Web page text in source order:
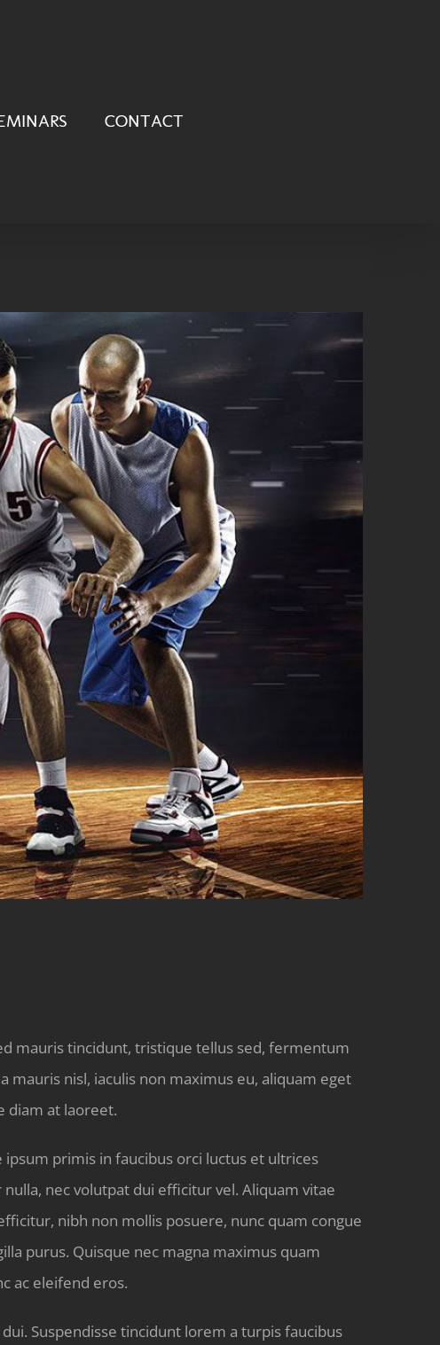
CONTACT
mauris tincidunt, tristique tellus sed, fermentum
mauris nisl, iaculis non maximus eu, aliquam eget
diam at laoreet.
ipsum primis in faucibus orci luctus et ultrices
nec volutpat dui efficitur vel. Aliquam vitae
nibh non mollis posuere, nunc quam congue
purus. Quisque nec magna maximus quam
ac eleifend eros.
Suspendisse tincidunt lorem a turpis faucibus